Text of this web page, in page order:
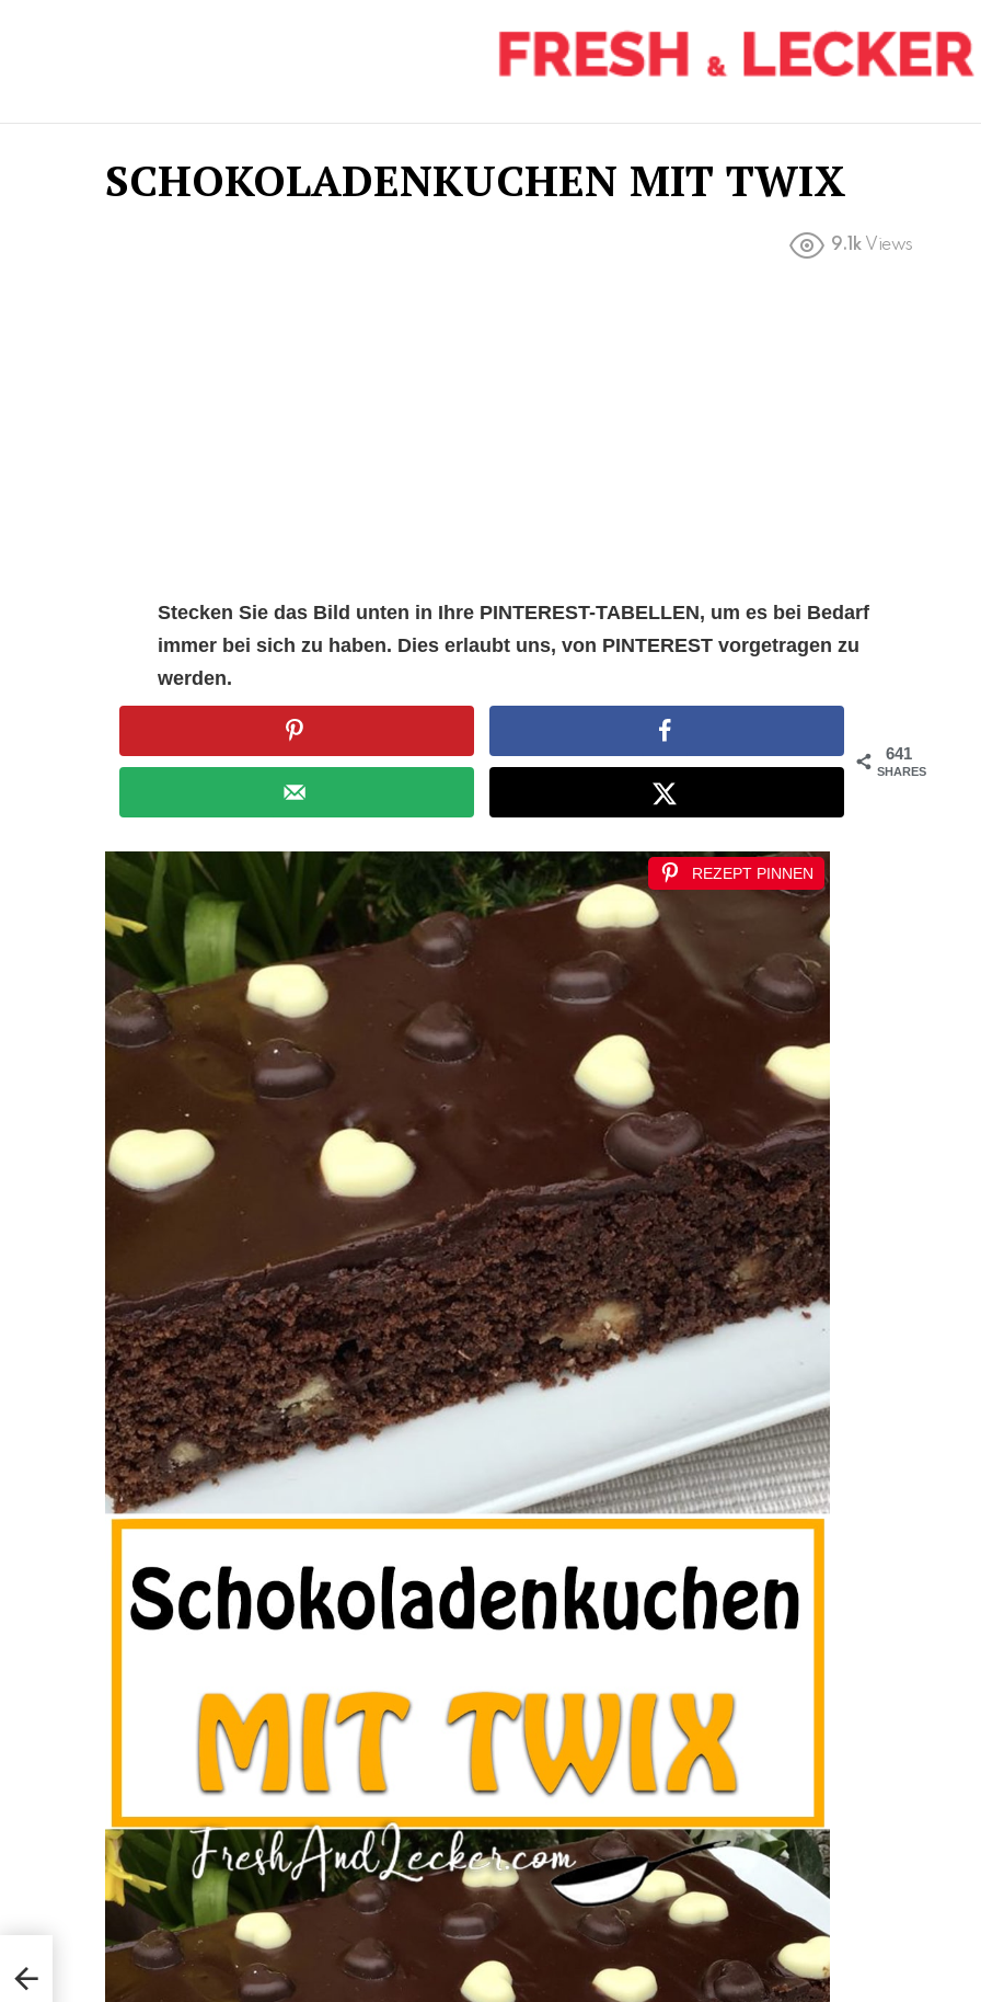
SCHOKOLADENKUCHEN MIT TWIX
9.1k Views
Stecken Sie das Bild unten in Ihre PINTEREST-TABELLEN, um es bei Bedarf
immer bei sich zu haben. Dies erlaubt uns, von PINTEREST vorgetragen zu
werden.
641
SHARES
REZEPT PINNEN